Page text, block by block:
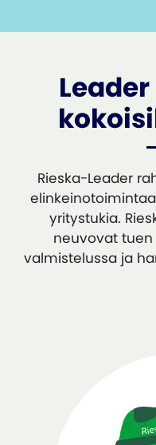
Rieska-Leader
yritystukia.
neuvovat
valmistelussa ja